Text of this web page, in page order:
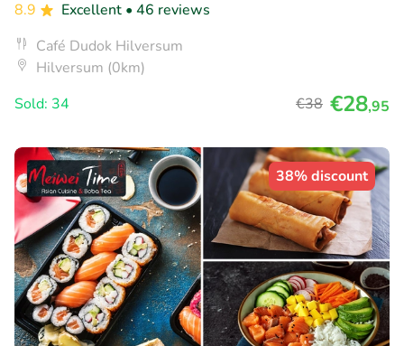
8.9
Excellent • 46 reviews
Café Dudok Hilversum
Hilversum (0km)
Sold: 34
€38 €28,95
38% discount